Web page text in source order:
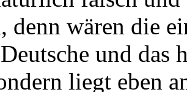
denn wären die
und das
liegt eben